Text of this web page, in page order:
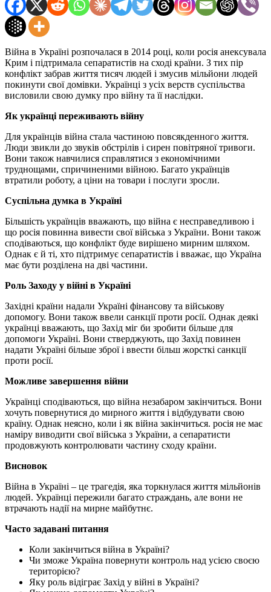
Війна в Україні розпочалася в 2014 році, коли росія анексувала
Крим і підтримала сепаратистів на сході країни. З тих пір
конфлікт забрав життя тисяч людей і змусив мільйони людей
покинути свої домівки. Українці з усіх верств суспільства
висловили свою думку про війну та її наслідки.
Як українці переживають війну
Для українців війна стала частиною повсякденного життя.
Люди звикли до звуків обстрілів і сирен повітряної тривоги.
Вони також навчилися справлятися з економічними
труднощами, спричиненими війною. Багато українців
втратили роботу, а ціни на товари і послуги зросли.
Суспільна думка в Україні
Більшість українців вважають, що війна є несправедливою і
що росія повинна вивести свої війська з України. Вони також
сподіваються, що конфлікт буде вирішено мирним шляхом.
Однак є й ті, хто підтримує сепаратистів і вважає, що Україна
має бути розділена на дві частини.
Роль Заходу у війні в Україні
Західні країни надали Україні фінансову та військову
допомогу. Вони також ввели санкції проти росії. Однак деякі
українці вважають, що Захід міг би зробити більше для
допомоги Україні. Вони стверджують, що Захід повинен
надати Україні більше зброї і ввести більш жорсткі санкції
проти росії.
Можливе завершення війни
Українці сподіваються, що війна незабаром закінчиться. Вони
хочуть повернутися до мирного життя і відбудувати свою
країну. Однак неясно, коли і як війна закінчиться. росія не має
наміру виводити свої війська з України, а сепаратисти
продовжують контролювати частину сходу країни.
Висновок
Війна в Україні – це трагедія, яка торкнулася життя мільйонів
людей. Українці пережили багато страждань, але вони не
втрачають надії на мирне майбутнє.
Часто задавані питання
Коли закінчиться війна в Україні?
Чи зможе Україна повернути контроль над усією своєю
територією?
Яку роль відіграє Захід у війні в Україні?